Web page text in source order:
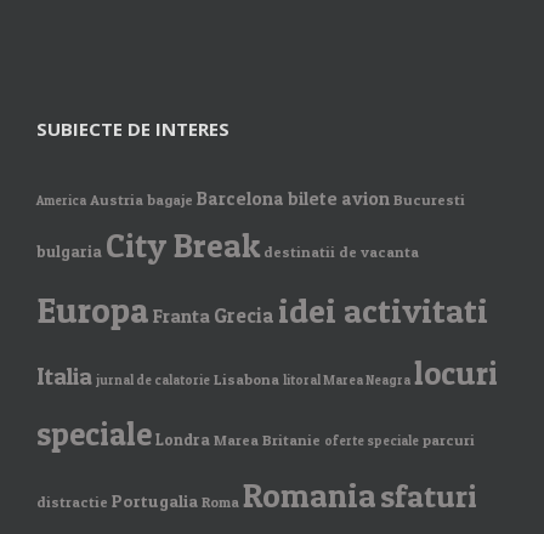
SUBIECTE DE INTERES
America Austria bagaje Barcelona bilete avion Bucuresti
bulgaria City Break destinatii de vacanta
Europa Franta Grecia idei activitati
Italia jurnal de calatorie Lisabona litoral Marea Neagra locuri
specialeLondra Marea Britanie oferte speciale parcuri
distractie Portugalia Roma Romaniasfaturi